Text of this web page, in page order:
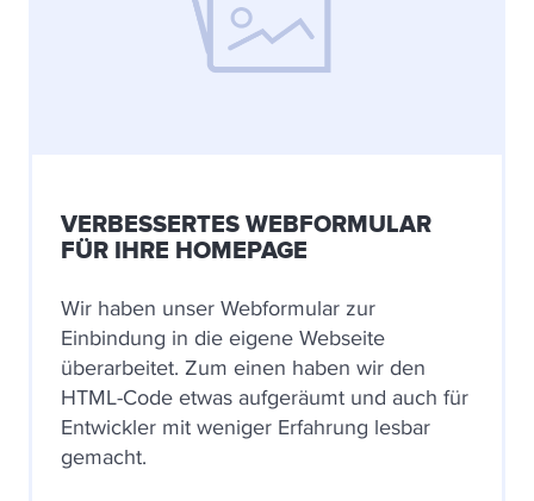
VERBESSERTES WEBFORMULAR
FÜR IHRE HOMEPAGE
Wir haben unser Webformular zur
Einbindung in die eigene Webseite
überarbeitet. Zum einen haben wir den
HTML-Code etwas aufgeräumt und auch für
Entwickler mit weniger Erfahrung lesbar
gemacht.